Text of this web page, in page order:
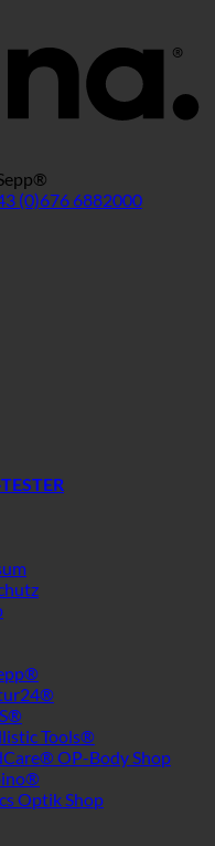
(0)676 6882000
Tools®
OP-Body Shop
Optik Shop